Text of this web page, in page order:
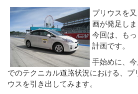
プリウスを
画が発足しま
今回は、も
計画です。
手始めに、
でのテクニカル道路状況における、プ
ウスを引き出してみます。